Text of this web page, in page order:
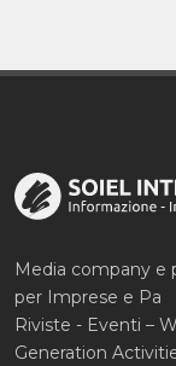
Media company e
per Imprese e Pa
Riviste - Eventi –
Generation